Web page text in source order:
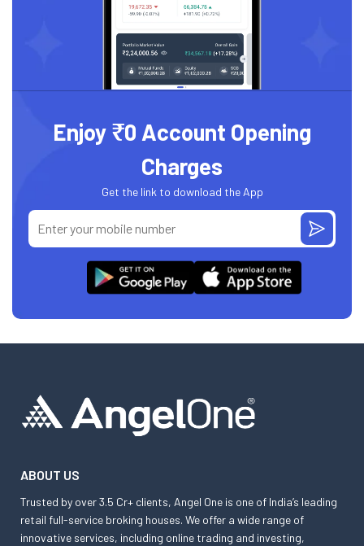
Enjoy ₹0 Account Opening
Charges
Get the link to download the App
ABOUT US
Trusted by over 3.5 Cr+ clients, Angel One is one of India’s leading
retail full-service broking houses. We offer a wide range of
innovative services, including online trading and investing,